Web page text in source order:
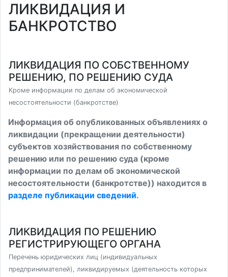
ЛИКВИДАЦИЯ И
БАНКРОТСТВО
ЛИКВИДАЦИЯ ПО СОБСТВЕННОМУ
РЕШЕНИЮ, ПО РЕШЕНИЮ СУДА
Кроме информации по делам об экономической
несостоятельности (банкротстве)
Информация об опубликованных объявлениях о
ликвидации (прекращении деятельности)
субъектов хозяйствования по собственному
решению или по решению суда (кроме
информации по делам об экономической
несостоятельности (банкротстве)) находится в
разделе публикации сведений.
ЛИКВИДАЦИЯ ПО РЕШЕНИЮ
РЕГИСТРИРУЮЩЕГО ОРГАНА
Перечень юридических лиц (индивидуальных
предпринимателей), ликвидируемых (деятельность которых